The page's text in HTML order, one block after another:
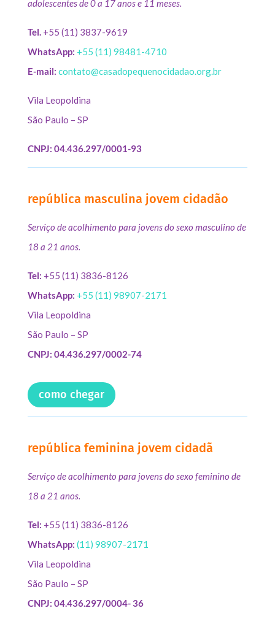
adolescentes de 0 a 17 anos e 11 meses.
Tel.+55 (11) 3837-9619
WhatsApp: +55 (11) 98481-4710
E-mail: contato@casadopequenocidadao.org.br
Vila Leopoldina
São Paulo – SP
CNPJ: 04.436.297/0001-93
república masculina jovem cidadão
Serviço de acolhimento para jovens do sexo masculino de
18 a 21 anos.
Tel: +55 (11) 3836-8126
WhatsApp: +55 (11) 98907-2171
Vila Leopoldina
São Paulo – SP
CNPJ: 04.436.297/0002-74
como chegar
república feminina jovem cidadã
Serviço de acolhimento para jovens do sexo feminino de
18 a 21 anos.
Tel: +55 (11) 3836-8126
WhatsApp: (11) 98907-2171
Vila Leopoldina
São Paulo – SP
CNPJ: 04.436.297/0004- 36